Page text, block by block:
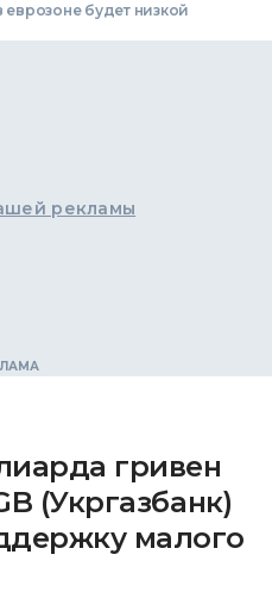
будет низкой
рекламы
гривен
(Укргазбанк)
малого